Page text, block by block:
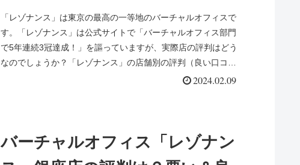
「レゾナンス」は東京の最高の一等地のバーチャルオフィスで
す。「レゾナンス」は公式サイトで「バーチャルオフィス部門
で5年連続3冠達成！」を謳っていますが、実際店の評判はどう
なのでしょうか？「レゾナンス」の店舗別の評判（良い口コミ
2024.02.09
バーチャルオフィス「レゾナン